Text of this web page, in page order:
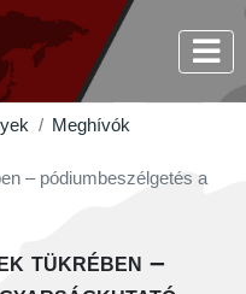
Meghívók
– pódiumbeszélgetés a
tükrében –